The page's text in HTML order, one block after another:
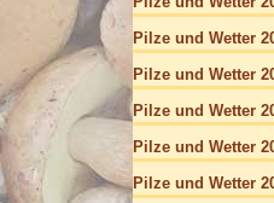
Pilze und Wetter
Pilze und Wetter
Pilze und Wetter
Pilze und Wetter
Pilze und Wetter